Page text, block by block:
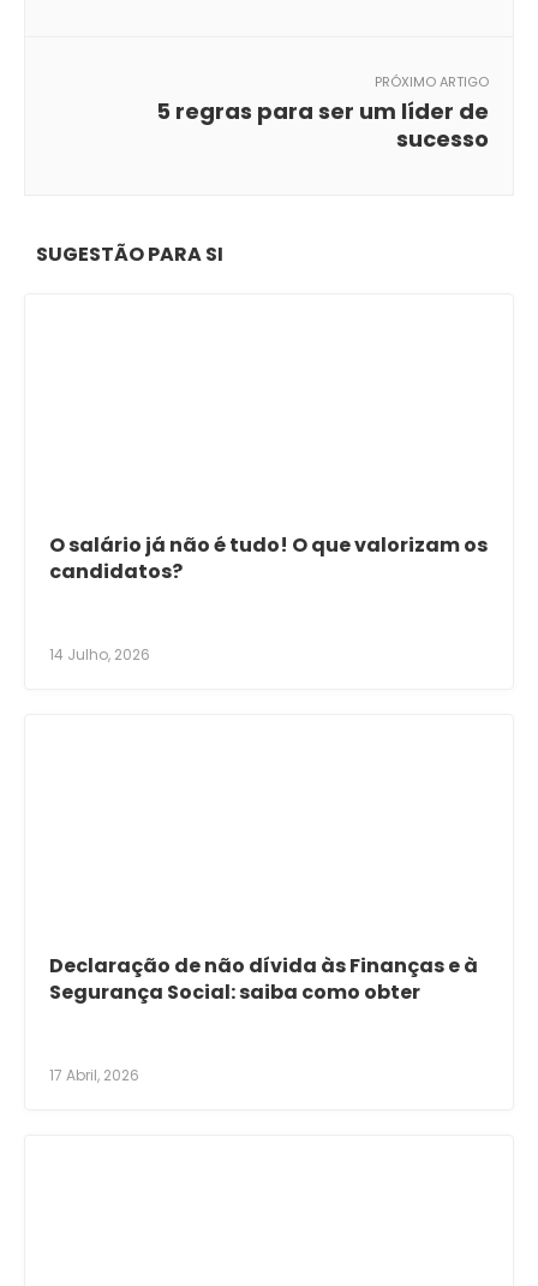
PRÓXIMO ARTIGO
5 regras para ser um líder de
sucesso
SUGESTÃO PARA SI
O salário já não é tudo! O que valorizam os
candidatos?
14 Julho, 2026
Declaração de não dívida às Finanças e à
Segurança Social: saiba como obter
17 Abril, 2026